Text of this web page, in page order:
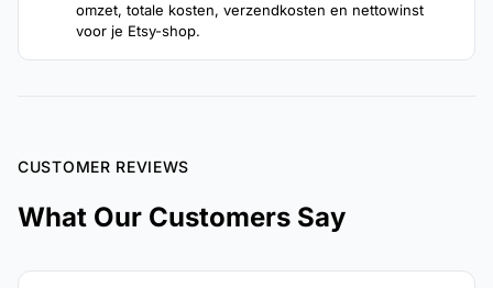
omzet, totale kosten, verzendkosten en nettowinst
voor je Etsy-shop.
CUSTOMER REVIEWS
What Our Customers Say